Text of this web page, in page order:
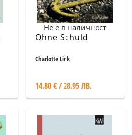
Не е в наличност
Ohne Schuld
Charlotte Link
14.80 € / 28.95 ЛВ.